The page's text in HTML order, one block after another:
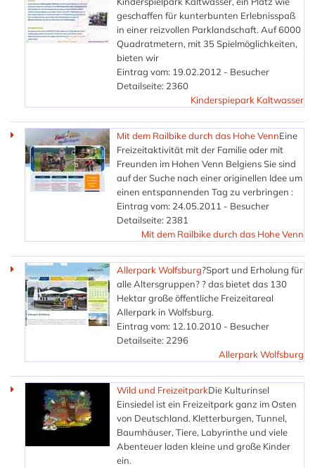
geschaffen für kunterbunten Erlebnisspaß
in einer reizvollen Parklandschaft. Auf 6000
Quadratmetern, mit 35 Spielmöglichkeiten,
bieten wir
Eintrag vom: 19.02.2012 - Besucher
Detailseite: 2360
Kinderspiepark Kaltwasser
Mit dem Railbike durch das Hohe VennEine
Freizeitaktivität mit der Familie oder mit
Freunden im Hohen Venn Belgiens Sie sind
auf der Suche nach einer originellen Idee um
einen entspannenden Tag zu verbringen :
Eintrag vom: 24.05.2011 - Besucher
Detailseite: 2381
Mit dem Railbike durch das Hohe Venn
Allerpark Wolfsburg?Sport und Erholung für
alle Altersgruppen? ? das bietet das 130
Hektar große öffentliche Freizeitareal
Allerpark in Wolfsburg.
Eintrag vom: 12.10.2010 - Besucher
Detailseite: 2296
Allerpark Wolfsburg
Wild und FreizeitparkDie Kulturinsel
Einsiedel ist ein Freizeitpark ganz im Osten
von Deutschland. Kletterburgen, Tunnel,
Baumhäuser, Tiere, Labyrinthe und viele
Abenteuer laden kleine und große Kinder
ein.